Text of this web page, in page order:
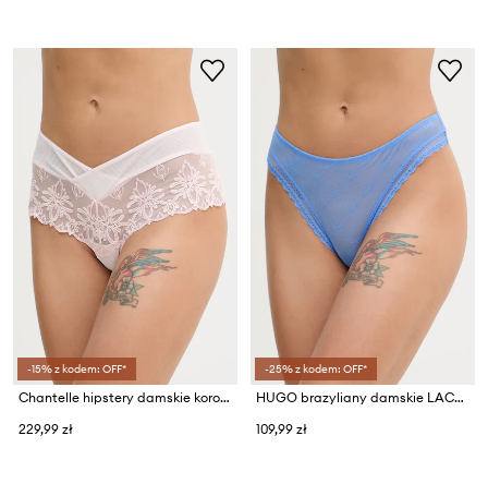
-15% z kodem: OFF*
Chantelle hipstery damskie koronkowe
229,99 zł
-25% z kodem: OFF*
HUGO brazyliany damskie LACY THONG
109,99 zł